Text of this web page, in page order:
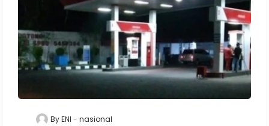
By ENI nasional